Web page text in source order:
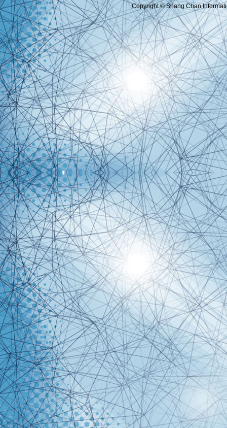
Copyright © Shang Chan